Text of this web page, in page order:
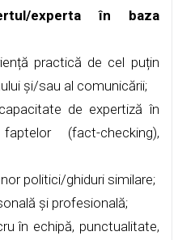
experta în baza
practică de cel puțin
și/sau al comunicării;
de expertiză în
(fact-checking),
politici/ghiduri similare;
și profesională;
în echipă, punctualitate,